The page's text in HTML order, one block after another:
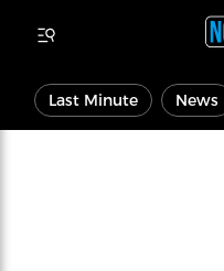
Last Minute News